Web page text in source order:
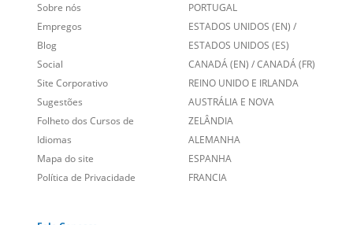
Blog
Social
Site Corporativo
Sugestões
Folheto dos Cursos de
Idiomas
Mapa do site
Política de Privacidade
ESTADOS UNIDOS (ES)
CANADÁ (EN)/CANADÁ (FR)
REINO UNIDO E IRLANDA
AUSTRÁLIA E NOVA
ZELÂNDIA
ALEMANHA
ESPANHA
FRANCIA